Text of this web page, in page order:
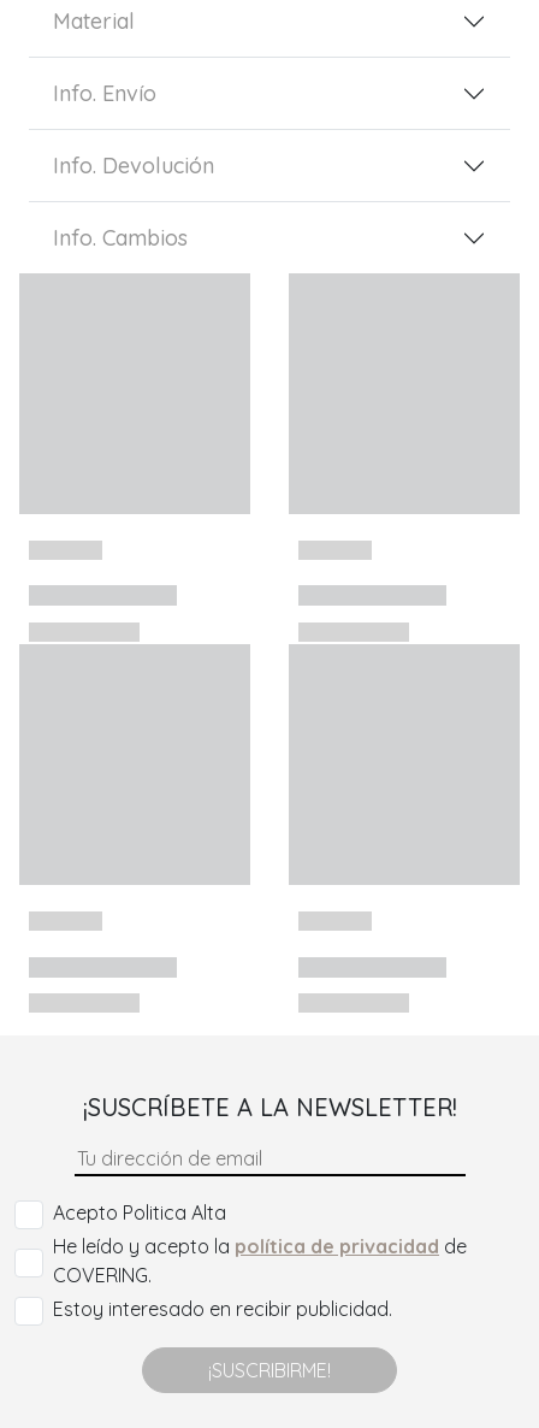
Material
Info. Envío
Info. Devolución
Info. Cambios
¡SUSCRÍBETE A LA NEWSLETTER!
Acepto Politica Alta
He leído y acepto la política de privacidad de
COVERING.
Estoy interesado en recibir publicidad.
¡SUSCRIBIRME!